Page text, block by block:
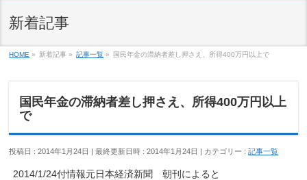
新着記事
HOME » 新着記事 » 記事一覧 » 国民年金の滞納者差し押さえ、所得400万円以上で
国民年金の滞納者差し押さえ、所得400万円以上
で
投稿日 : 2014年1月24日 最終更新日時 : 2014年1月24日 カテゴリー :記事一覧
2014/1/24付情報元日本経済新聞 朝刊によると